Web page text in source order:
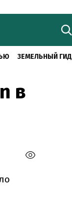
ЗЕМЕЛЬНЫЙ ГИД
в